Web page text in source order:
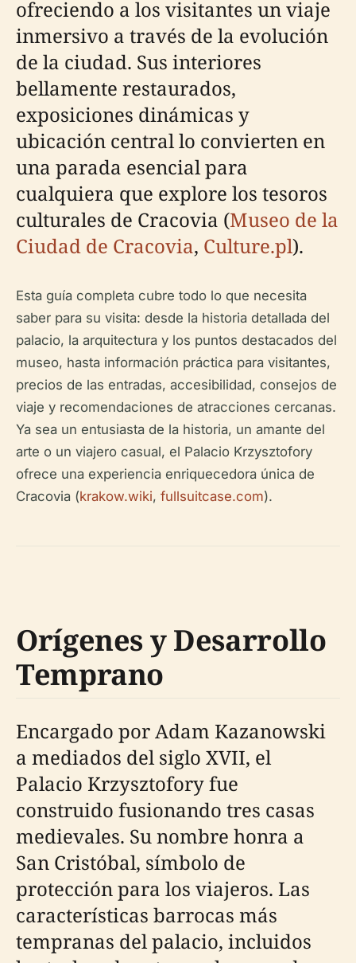
ofreciendo a los visitantes un viaje
inmersivo a través de la evolución
de la ciudad. Sus interiores
bellamente restaurados,
exposiciones dinámicas y
ubicación central lo convierten en
una parada esencial para
cualquiera que explore los tesoros
culturales de Cracovia (Museo de la
Ciudad de Cracovia, Culture.pl).
Esta guía completa cubre todo lo que necesita
saber para su visita: desde la historia detallada del
palacio, la arquitectura y los puntos destacados del
museo, hasta información práctica para visitantes,
precios de las entradas, accesibilidad, consejos de
viaje y recomendaciones de atracciones cercanas.
Ya sea un entusiasta de la historia, un amante del
arte o un viajero casual, el Palacio Krzysztofory
ofrece una experiencia enriquecedora única de
Cracovia (krakow.wiki, fullsuitcase.com).
Orígenes y Desarrollo
Temprano
Encargado por Adam Kazanowski
a mediados del siglo XVII, el
Palacio Krzysztofory fue
construido fusionando tres casas
medievales. Su nombre honra a
San Cristóbal, símbolo de
protección para los viajeros. Las
características barrocas más
tempranas del palacio, incluidos